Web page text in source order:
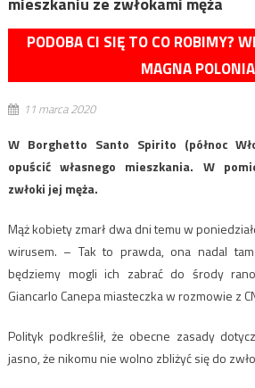
PODOBA CI SIĘ TO CO ROBIMY?
MAGNA
11 marca 2020
W Borghetto Santo Spirito (północ
opuścić własnego mieszkania. W
zwłoki jej męża.
Mąż kobiety zmarł dwa dni temu w
wirusem. – Tak to prawda, ona nadal
będziemy mogli ich zabrać do środy
Giancarlo Canepa miasteczka w rozmowie z
Polityk podkreślił, że obecne zasady
jasno, że nikomu nie wolno zbliżyć się do